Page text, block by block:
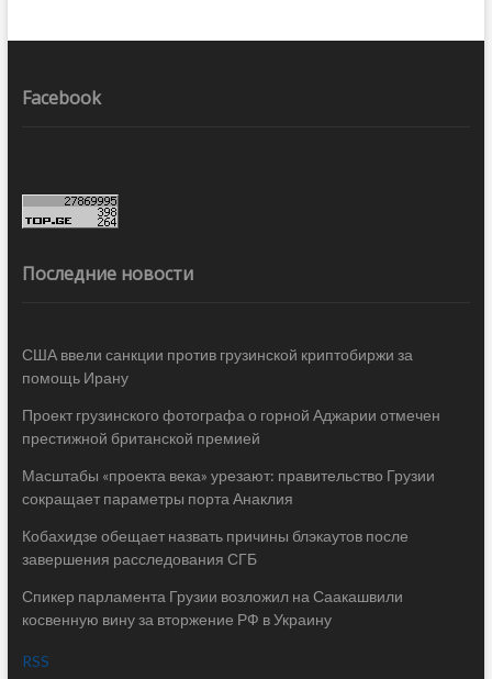
Facebook
Последние новости
США ввели санкции против грузинской криптобиржи за
помощь Ирану
Проект грузинского фотографа о горной Аджарии отмечен
престижной британской премией
Масштабы «проекта века» урезают: правительство Грузии
сокращает параметры порта Анаклия
Кобахидзе обещает назвать причины блэкаутов после
завершения расследования СГБ
Спикер парламента Грузии возложил на Саакашвили
косвенную вину за вторжение РФ в Украину
RSS